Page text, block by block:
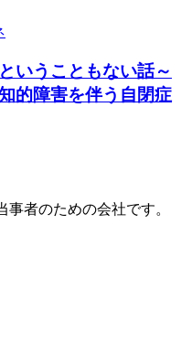
いうこともない話～
的障害を伴う自閉症
者のための会社です。